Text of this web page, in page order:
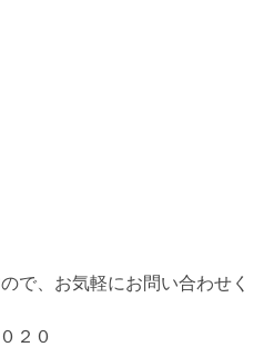
で、お気軽にお問い合わせく
２０